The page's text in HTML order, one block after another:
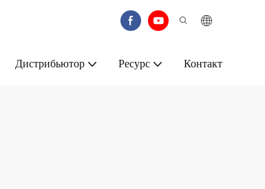
Дистрибьютор Ресурс Контакт